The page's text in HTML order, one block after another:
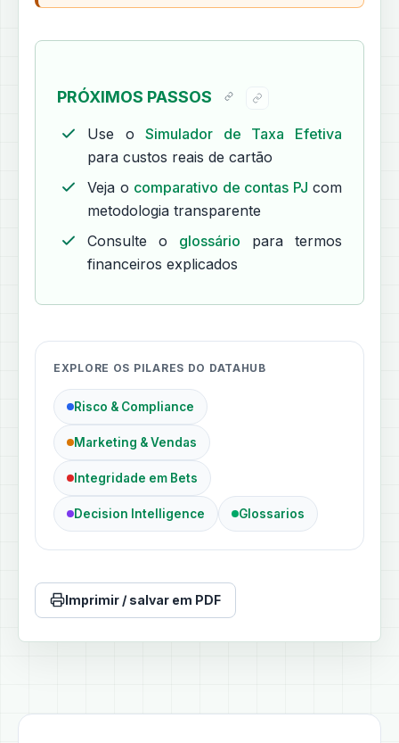
PRÓXIMOS PASSOS
Use oSimulador de Taxa Efetiva
para custos reais de cartão
Veja o comparativo de contas PJ com
metodologia transparente
Consulte o glossário para termos
financeiros explicados
EXPLORE OS PILARES DO DATAHUB
Risco & Compliance
Marketing & Vendas
Integridade em Bets
Decision Intelligence Glossarios
Imprimir / salvar em PDF